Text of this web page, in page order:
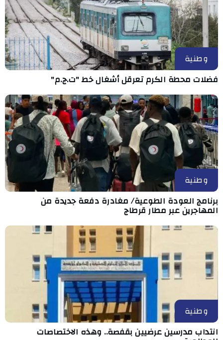
وطنية
فضلات محطة الكرم تعرقل أشغال خط "ت.ج.م"
وطنية
برنامج العودة الطوعية/ مغادرة دفعة جديدة من
المهاجرين عبر مطار قرطاج
وطنية
انتداب مدرسين عرضيين بقفصة.. وهذه الاختصاصات